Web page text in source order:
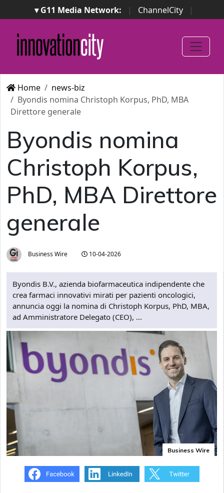
▾ G11 Media Network: | ChannelCity
|
ImpresaCity | SecurityOpenLab | Italian Channel
Awards
Italian Project Awards
Italian Security
Awards
Home
news-biz
Byondis nomina Christoph Korpus, PhD, MBA
Direttore generale
Byondis nomina
Christoph Korpus,
PhD, MBA Direttore
generale
Business Wire 10-04-2026
Byondis B.V., azienda biofarmaceutica indipendente che
crea farmaci innovativi mirati per pazienti oncologici,
annuncia oggi la nomina di Christoph Korpus, PhD, MBA,
ad Amministratore Delegato (CEO), ...
Business Wire